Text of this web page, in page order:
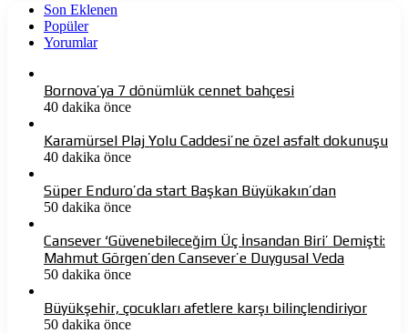
Son Eklenen
Popüler
Yorumlar
Bornova’ya 7 dönümlük cennet bahçesi
40 dakika önce
Karamürsel Plaj Yolu Caddesi’ne özel asfalt dokunuşu
40 dakika önce
Süper Enduro’da start Başkan Büyükakın’dan
50 dakika önce
Cansever ‘Güvenebileceğim Üç İnsandan Biri’ Demişti:
Mahmut Görgen’den Cansever’e Duygusal Veda
50 dakika önce
Büyükşehir, çocukları afetlere karşı bilinçlendiriyor
50 dakika önce